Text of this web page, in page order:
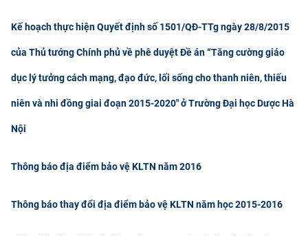
Kế hoạch thực hiện Quyết định số 1501/QĐ-TTg ngày 28/8/2015
của Thủ tướng Chính phủ về phê duyệt Đề án “Tăng cường giáo
dục lý tưởng cách mạng, đạo đức, lối sống cho thanh niên, thiếu
niên và nhi đồng giai đoạn 2015-2020" ở Trường Đại học Dược Hà
Nội
Thông báo địa điểm bảo vệ KLTN năm 2016
Thông báo thay đổi địa điểm bảo vệ KLTN năm học 2015-2016